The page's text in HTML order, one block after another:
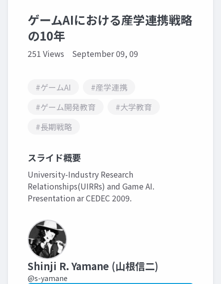
ゲームAIにおける産学連携戦略
の10年
251 Views September 09, 09
#ゲームAI
#産学連携
#ゲーム開発教育
#大学教育
#長期戦略
スライド概要
University-Industry Research
Relationships(UIRRs) and Game AI.
Presentation ar CEDEC 2009.
Shinji R. Yamane (山根信二)
@s-yamane